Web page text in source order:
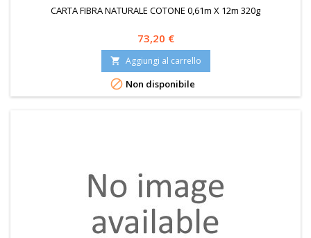
CARTA FIBRA NATURALE COTONE 0,61m X 12m 320g
Prezzo
73,20 €
 Aggiungi al carrello
 Non disponibile